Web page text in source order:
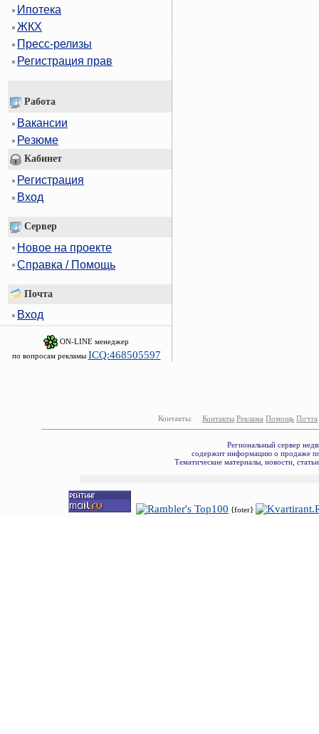
Ипотека
ЖКХ
Пресс-релизы
Регистрация прав
Работа
Вакансии
Резюме
Кабинет
Регистрация
Вход
Сервер
Новое на проекте
Справка / Помощь
Почта
Вход
ON-LINE менеджер
по вопросам рекламы ICQ:468505597
Контакты: Контакты Реклама Помощь Почта
Региональный сервер
содержит информацию о продаже
Тематические материалы, новости,
{foter}